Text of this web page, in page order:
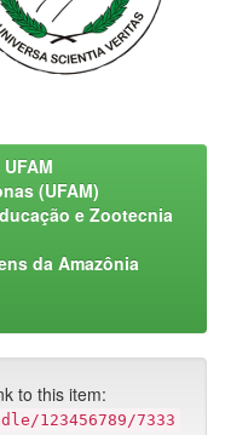
(UFAM)
e Zootecnia
da Amazônia
to this item:
123456789/7333